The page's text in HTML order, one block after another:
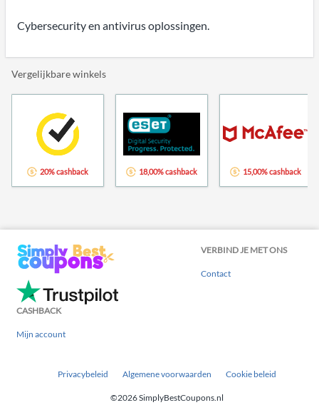
Cybersecurity en antivirus oplossingen.
Vergelijkbare winkels
20% cashback 18,00% cashback 15,00% cashback
VERBIND JE MET ONS
Contact
CASHBACK
Mijn account
Privacybeleid Algemene voorwaarden Cookie beleid
©2026 SimplyBestCoupons.nl